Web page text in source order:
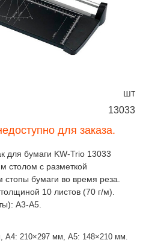
шт
13033
для заказа.
для бумаги KW-Trio 13033
столом с разметкой
бумаги во время реза.
10 листов (70 г/м).
А3-А5.
A4: 210×297 мм, A5: 148×210 мм.